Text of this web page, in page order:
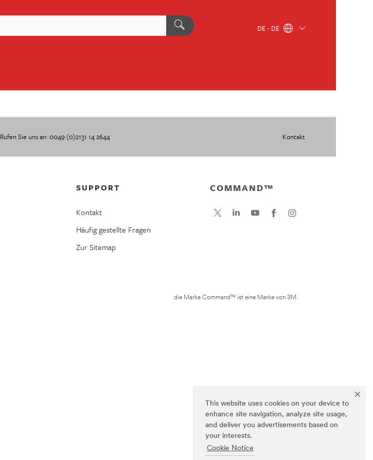
This website uses cookies on your device to
enhance site navigation, analyze site usage,
and deliver you advertisements based on
your interests.
Cookie Notice
DE - DE
Rufen Sie uns an: 0049 (0)2131 14 2644 Kontakt
SUPPORT
Kontakt
Häufig gestellte Fragen
Zur Sitemap
COMMAND™
die Marke Command™ ist eine Marke von 3M.